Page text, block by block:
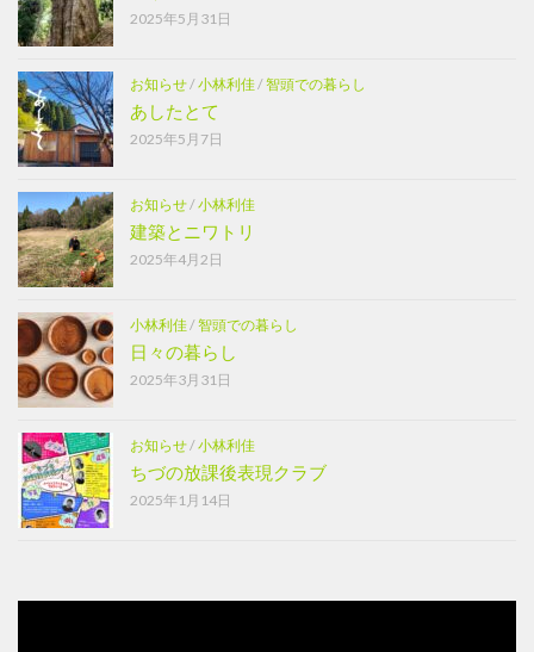
2025年5月31日
お知らせ/小林利佳/智頭での暮らし
あしたとて
2025年5月7日
お知らせ/小林利佳
建築とニワトリ
2025年4月2日
小林利佳/智頭での暮らし
日々の暮らし
2025年3月31日
お知らせ/小林利佳
ちづの放課後表現クラブ
2025年1月14日